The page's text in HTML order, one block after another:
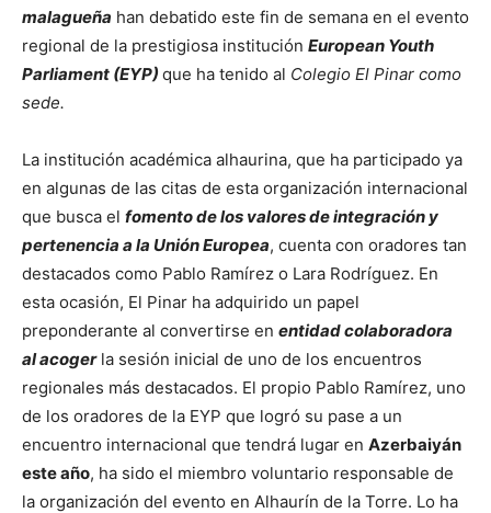
malagueña han debatido este fin de semana en el evento
regional de la prestigiosa institución European Youth
Parliament (EYP)que ha tenido al Colegio El Pinar como
sede.
La institución académica alhaurina, que ha participado ya
en algunas de las citas de esta organización internacional
que busca el fomento de los valores de integración y
pertenencia a la Unión Europea, cuenta con oradores tan
destacados como Pablo Ramírez o Lara Rodríguez. En
esta ocasión, El Pinar ha adquirido un papel
preponderante al convertirse en entidad colaboradora
al acogerla sesión inicial de uno de los encuentros
regionales más destacados. El propio Pablo Ramírez, uno
de los oradores de la EYP que logró su pase a un
encuentro internacional que tendrá lugar en Azerbaiyán
este año, ha sido el miembro voluntario responsable de
la organización del evento en Alhaurín de la Torre. Lo ha